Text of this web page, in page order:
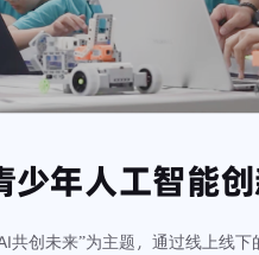
少年人工智能
共创未来”为主题，通过线上线